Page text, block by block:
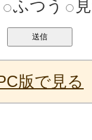
ふつう
版で見る